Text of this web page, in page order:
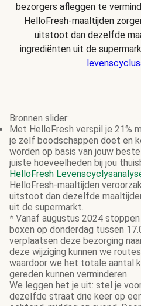
bezorgers afleggen te
HelloFresh-maaltijden
uitstoot dan dezelfde
ingrediënten uit de
Bronnen slider:
Met HelloFresh verspil je 21%
je zelf boodschappen doet en
worden op basis van jouw
juiste hoeveelheden bij jou
HelloFresh
HelloFresh-maaltijden
uitstoot dan dezelfde
uit de supermarkt.
* Vanaf augustus 2024
boxen op donderdag tussen
verplaatsen deze bezorging
deze wijziging kunnen we
waardoor we het totale aantal
gereden kunnen verminderen.
We leggen het je uit: stel je
dezelfde straat drie keer op